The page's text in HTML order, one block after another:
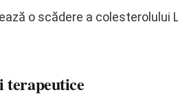
o scădere a colesterolului
terapeutice